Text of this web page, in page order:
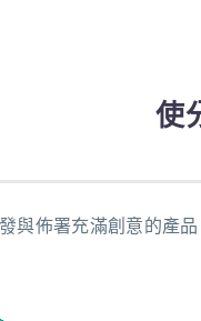
使
佈署充滿創意的產